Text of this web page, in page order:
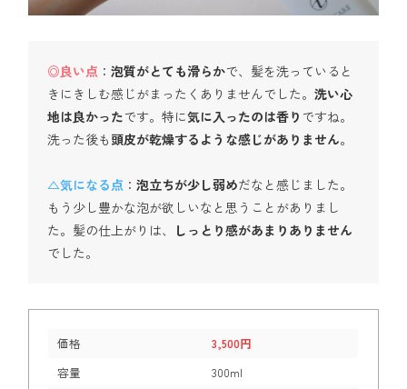
◎良い点 ：泡質がとても滑らかで、髪を洗っていると
きにきしむ感じがまったくありませんでした。洗い心
地は良かったです。特に気に入ったのは香り ですね。
洗った後も 頭皮が乾燥するような感じがありません。
△気になる点 ：泡立ちが少し弱めだなと感じました。
もう少し豊かな泡が欲しいなと思うことがありまし
た。髪の仕上がりは、
しっとり感があまりありません
でした。
価格
3,500円
容量
300ml